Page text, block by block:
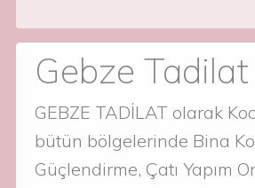
Gebze Tadilat
GEBZE TADİLAT olarak
bütün bölgelerinde Bina
Güçlendirme, Çatı Yapım